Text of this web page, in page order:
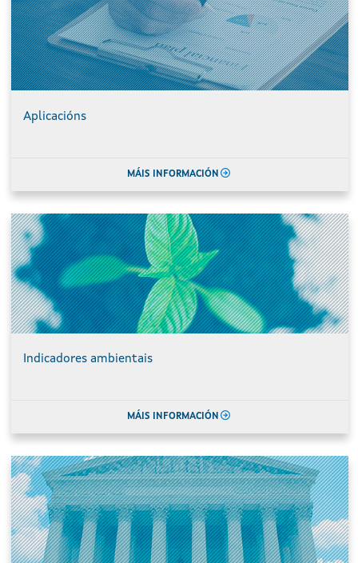
Aplicacións
MÁIS INFORMACIÓN
Indicadores ambientais
MÁIS INFORMACIÓN